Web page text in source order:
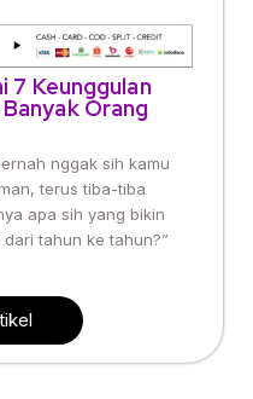
7 Keunggulan
Orang
nggak sih kamu
terus tiba-tiba
apa sih yang bikin
tahun ke tahun?”